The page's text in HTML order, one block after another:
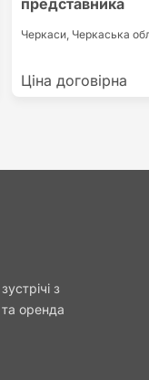
представника
Черкаси, Черкаська
Ціна договірна
з
оренда